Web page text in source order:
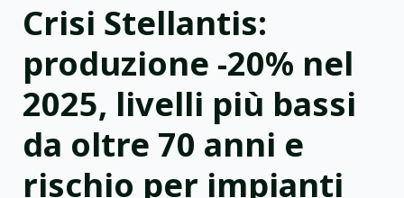
Crisi Stellantis:
produzione -20% nel
2025, livelli più bassi
da oltre 70 anni e
rischio per impianti